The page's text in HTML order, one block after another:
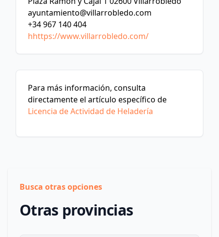
ayuntamiento@villarrobledo.com
+34 967 140 404
hhttps://www.villarrobledo.com/
Para más información, consulta
directamente el artículo específico de
Licencia de Actividad de Heladería
Busca otras opciones
Otras provincias